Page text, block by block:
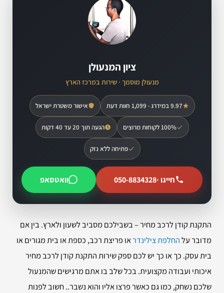
ציון המנעולן
מנעולן מוסמך · שירות במרכז הארץ
9.97 במידרג · 1,099 חוות דעת אישור משטרת ישראל
100% לקוחות מרוצים הגעה תוך 20 עד 40 דקות
פתיחה ללא נזק
חייגו ·050-8834328 וואטסאפ
התקנת קודן לרכב מחיר – בשבילכם מסביב לשעון ולארץ. בין אם
מדובר עלהחלפת צילינדראו פריצת רכב, כספת או בית מגורים או
בית עסק. כך או כך יש לכם ספק שירות התקנת קודן לרכב מחיר
איכותי ועבודה מקצועית. בכל שלב בו אתם מרגישים שהמנעול
שלכם נשחק, כמו גם כאשר פרצו אליו והוא נשבר.. חשוב לפנות